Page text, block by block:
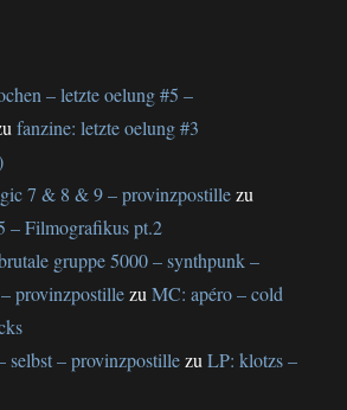
– letzte oelung #5 –
fanzine: letzte oelung #3
7 & 8 & 9 – provinzpostillezu
– Filmografikus pt.2
gruppe 5000 – synthpunk –
provinzpostillezuMC: apéro – cold
selbst – provinzpostillezuLP: klotzs –